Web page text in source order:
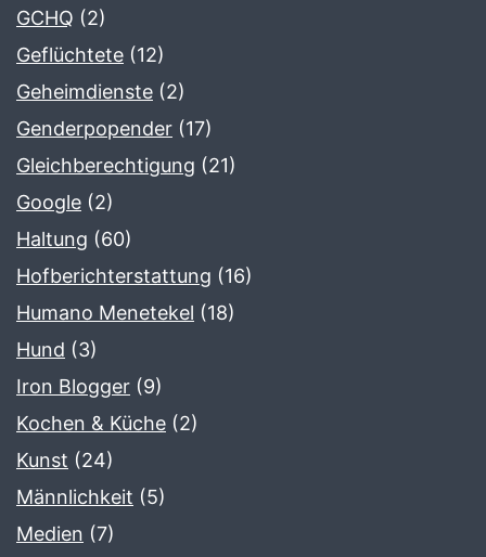
GCHQ (2)
Geflüchtete (12)
Geheimdienste (2)
Genderpopender (17)
Gleichberechtigung (21)
Google (2)
Haltung (60)
Hofberichterstattung (16)
Humano Menetekel (18)
Hund (3)
Iron Blogger (9)
Kochen & Küche (2)
Kunst (24)
Männlichkeit (5)
Medien (7)